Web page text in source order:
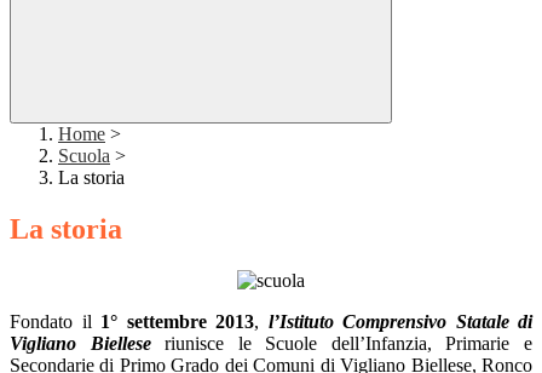
Home >
Scuola >
La storia
La storia
Fondato il 1° settembre 2013, l’IstitutoComprensivo Statale di
Vigliano Bielleseriunisce le Scuole dell’Infanzia, Primarie e
Secondarie di Primo Grado dei Comuni di Vigliano Biellese, Ronco